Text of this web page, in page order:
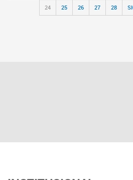
24 25 26 27 28